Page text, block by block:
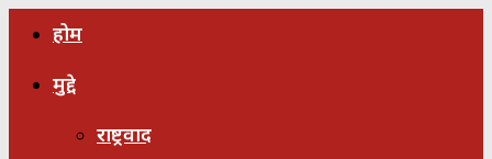
होम
मुद्दे
राष्ट्रवाद